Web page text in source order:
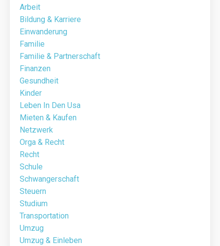
Arbeit
Bildung & Karriere
Einwanderung
Familie
Familie & Partnerschaft
Finanzen
Gesundheit
Kinder
Leben In Den Usa
Mieten & Kaufen
Netzwerk
Orga & Recht
Recht
Schule
Schwangerschaft
Steuern
Studium
Transportation
Umzug
Umzug & Einleben